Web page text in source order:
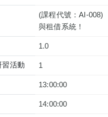
(課程代號：AI-008)
與租借系統！
1.0
活動 1
13:00:00
14:00:00